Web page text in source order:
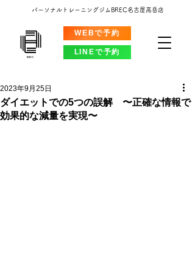
LINEで予約
WEBで予約
パーソナルトレーニングジムBREC名古屋高岳店
ダイエットでの5つの誤解 〜正確な情報で
効果的な減量を実現〜
2023年9月25日